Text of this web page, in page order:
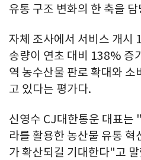
유통 구조 변화의 한 축을
자체 조사에서 서비스 개시
송량이 연초 대비 138% 증
역 농수산물 판로 확대와 소
고 있다는 평가다.
신영수 CJ대한통운 대표는
라를 활용한 농산물 유통 혁
가 확산되길 기대한다"고